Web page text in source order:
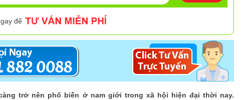
để
trở nên phổ biến ở nam giới trong xã hội hiện đại thời nay.